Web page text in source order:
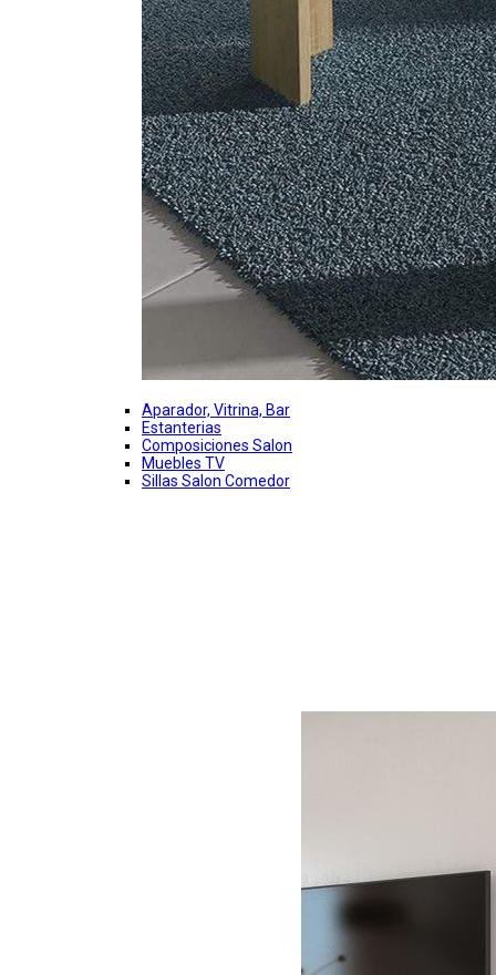
Aparador, Vitrina, Bar
Estanterias
Composiciones Salon
Muebles TV
Sillas Salon Comedor